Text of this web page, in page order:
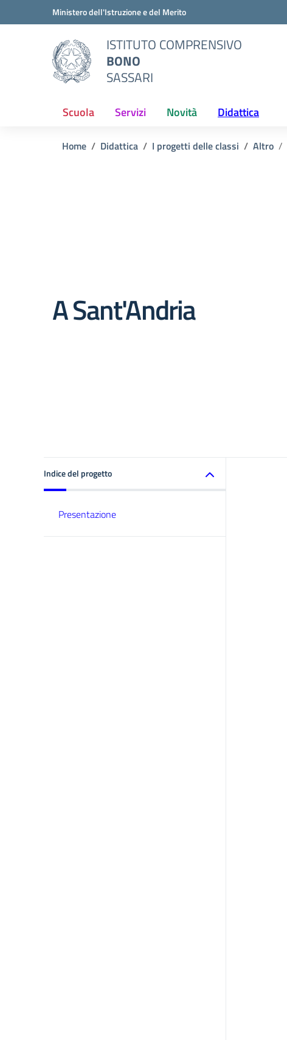
Vai ai contenuti
Vai al menu di navigazioneMinistero dell'Istruzione e del Merito
ISTITUTO COMPRENSIVO
BONO
SASSARI
Scuola Servizi Novità Didattica
Home Didattica I progetti delle classi Altro
A Sant'Andria
Indice del progetto
Presentazione